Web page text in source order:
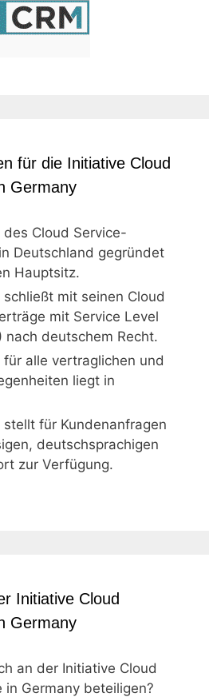
für die Initiative Cloud
Germany
Cloud Service-
Deutschland gegründet
Hauptsitz.
mit seinen Cloud
mit Service Level
nach deutschem Recht.
alle vertraglichen und
liegt in
für Kundenanfragen
deutschsprachigen
zur Verfügung.
Initiative Cloud
Germany
an der Initiative Cloud
in Germany beteiligen?